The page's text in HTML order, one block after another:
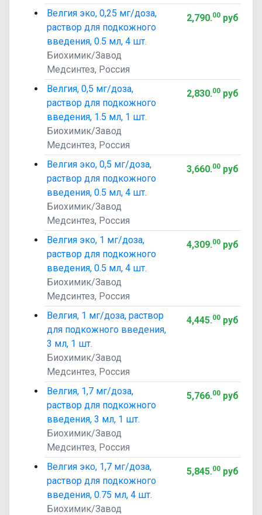
Велгия эко, 0,25 мг/доза,
раствор для подкожного
введения, 0.5 мл, 4 шт.
Биохимик/Завод
Медсинтез, Россия
2,790.00руб
Велгия, 0,5 мг/доза,
раствор для подкожного
введения, 1.5 мл, 1 шт.
Биохимик/Завод
Медсинтез, Россия
2,830.00руб
Велгия эко, 0,5 мг/доза,
раствор для подкожного
введения, 0.5 мл, 4 шт.
Биохимик/Завод
Медсинтез, Россия
3,660.00руб
Велгия эко, 1 мг/доза,
раствор для подкожного
введения, 0.5 мл, 4 шт.
Биохимик/Завод
Медсинтез, Россия
4,309.00руб
Велгия, 1 мг/доза, раствор
для подкожного введения,
3 мл, 1 шт.
Биохимик/Завод
Медсинтез, Россия
4,445.00руб
Велгия, 1,7 мг/доза,
раствор для подкожного
введения, 3 мл, 1 шт.
Биохимик/Завод
Медсинтез, Россия
5,766.00руб
Велгия эко, 1,7 мг/доза,
раствор для подкожного
введения, 0.75 мл, 4 шт.
Биохимик/Завод
5,845.00руб